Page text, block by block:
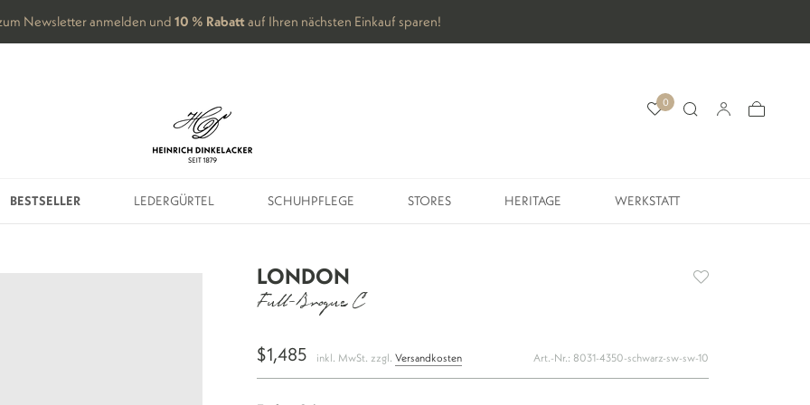
Newsletter anmelden und 10 % Rabattauf Ihren nächsten Einkauf sparen!
BESTSELLER
LEDERGÜRTEL
SCHUHPFLEGE
STORES
HERITAGE
WERKSTATT
0
LONDON
Full-Brogue C
$1,485 inkl. MwSt. zzgl. Versandkosten Art.-Nr.: 8031-4350-schwarz-sw-sw-10